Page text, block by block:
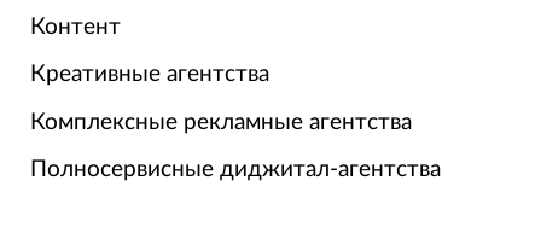
Контент
Креативные агентства
Комплексные рекламные агентства
Полносервисные диджитал-агентства